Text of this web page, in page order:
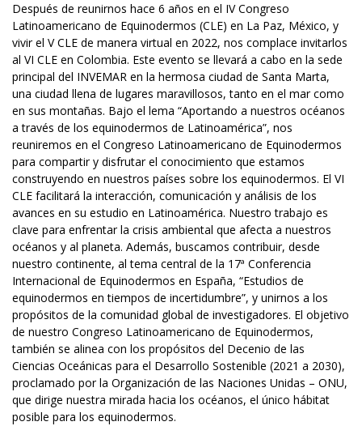
Después de reunirnos hace 6 años en el IV Congreso
Latinoamericano de Equinodermos (CLE) en La Paz, México, y
vivir el V CLE de manera virtual en 2022, nos complace invitarlos
al VI CLE en Colombia. Este evento se llevará a cabo en la sede
principal del INVEMAR en la hermosa ciudad de Santa Marta,
una ciudad llena de lugares maravillosos, tanto en el mar como
en sus montañas. Bajo el lema “Aportando a nuestros océanos
a través de los equinodermos de Latinoamérica”, nos
reuniremos en el Congreso Latinoamericano de Equinodermos
para compartir y disfrutar el conocimiento que estamos
construyendo en nuestros países sobre los equinodermos. El VI
CLE facilitará la interacción, comunicación y análisis de los
avances en su estudio en Latinoamérica. Nuestro trabajo es
clave para enfrentar la crisis ambiental que afecta a nuestros
océanos y al planeta. Además, buscamos contribuir, desde
nuestro continente, al tema central de la 17ª Conferencia
Internacional de Equinodermos en España, “Estudios de
equinodermos en tiempos de incertidumbre”, y unirnos a los
propósitos de la comunidad global de investigadores. El objetivo
de nuestro Congreso Latinoamericano de Equinodermos,
también se alinea con los propósitos del Decenio de las
Ciencias Oceánicas para el Desarrollo Sostenible (2021 a 2030),
proclamado por la Organización de las Naciones Unidas – ONU,
que dirige nuestra mirada hacia los océanos, el único hábitat
posible para los equinodermos.